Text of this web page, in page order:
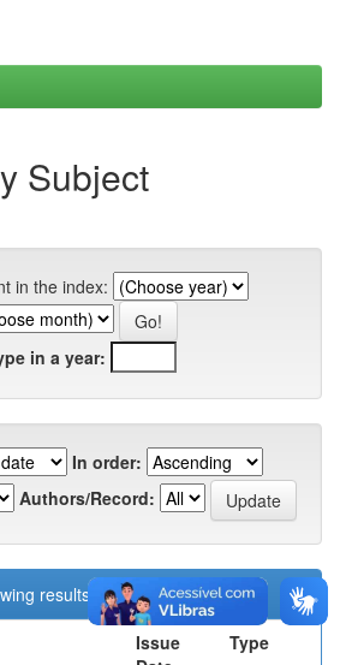
Subject
in the index:
in a year:
In order:
Authors/Record:
results 1 to 4 of 4
Issue
Type